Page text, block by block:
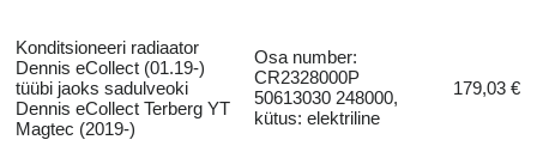
Konditsioneeri radiaator
Dennis eCollect (01.19-)
tüübi jaoks sadulveoki
Dennis eCollect Terberg YT
Magtec (2019-)
Osa number:
CR2328000P
50613030 248000,
kütus: elektriline
179,03 €